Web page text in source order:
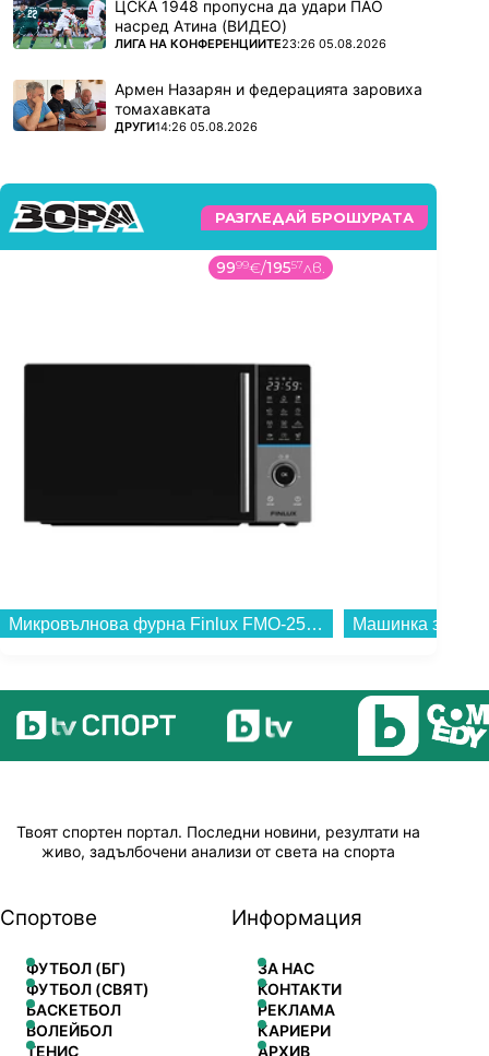
ЦСКА 1948 пропусна да удари ПАО
насред Атина (ВИДЕО)
ПОВЕЧЕ ОТ
ЛИГА НА КОНФЕРЕНЦИИТЕ23:26 05.08.2026
Армен Назарян и федерацията заровиха
томахавката
ПОВЕЧЕ ОТ
ДРУГИ14:26 05.08.2026
РАЗГЛЕДАЙ БРОШУРАТА
2999€/5866лв.
Машинка за подстригване Finlux FHC-1100...
Твоят спортен портал. Последни новини, резултати на
живо, задълбочени анализи от света на спорта
Спортове
ФУТБОЛ (БГ)
ФУТБОЛ (СВЯТ)
БАСКЕТБОЛ
ВОЛЕЙБОЛ
ТЕНИС
Информация
ЗА НАС
КОНТАКТИ
РЕКЛАМА
КАРИЕРИ
АРХИВ